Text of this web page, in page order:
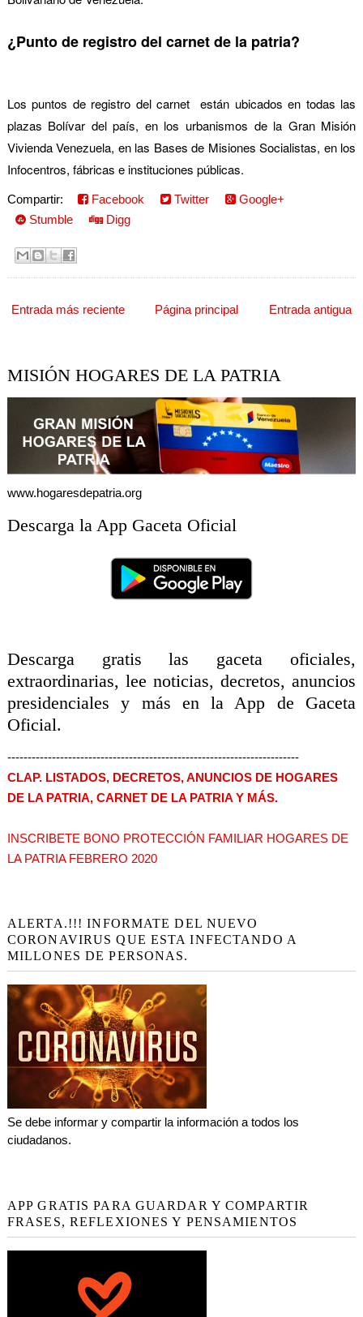
¿Punto de registro del carnet de la patria?
Los puntos de registro del carnet están ubicados en todas las
plazas Bolívar del país, en los urbanismos de la Gran Misión
Vivienda Venezuela, en las Bases de Misiones Socialistas, en los
Infocentros, fábricas e instituciones públicas.
Compartir: Facebook Twitter
Google+
Stumble
Digg
Entrada más reciente Entrada antigua
Página principal
MISIÓN HOGARES DE LA PATRIA
www.hogaresdepatria.org
Descarga la App Gaceta Oficial
Descarga gratis las gaceta oficiales,
extraordinarias, lee noticias, decretos, anuncios
presidenciales y más en la App de Gaceta
Oficial.
------------------------------------------------------------------------
CLAP. LISTADOS, DECRETOS, ANUNCIOS DE HOGARES
DE LA PATRIA, CARNET DE LA PATRIA Y MÁS.
INSCRIBETE BONO PROTECCIÓN FAMILIAR HOGARES DE
LA PATRIA FEBRERO 2020
ALERTA.!!! INFORMATE DEL NUEVO
CORONAVIRUS QUE ESTA INFECTANDO A
MILLONES DE PERSONAS.
Se debe informar y compartir la información a todos los
ciudadanos.
APP GRATIS PARA GUARDAR Y COMPARTIR
FRASES, REFLEXIONES Y PENSAMIENTOS